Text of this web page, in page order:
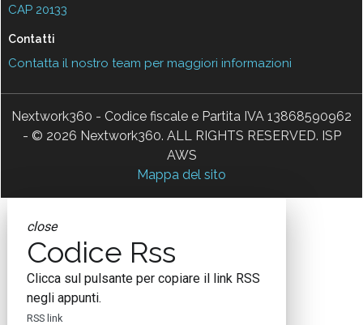
CAP 20133
Contatti
Contatta il nostro team per maggiori informazioni
Nextwork360 - Codice fiscale e Partita IVA 13868590962
- © 2026 Nextwork360. ALL RIGHTS RESERVED. ISP
AWS
Mappa del sito
close
Codice Rss
Clicca sul pulsante per copiare il link RSS
negli appunti.
RSS link